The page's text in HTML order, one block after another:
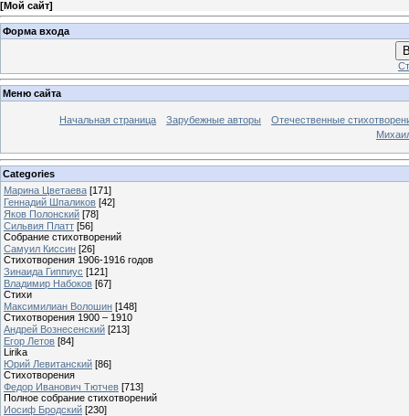
[Мой сайт]
Форма входа
Меню сайта
Начальная страница Зарубежные авторы
Отечественные
Categories
Марина Цветаева [171]
Геннадий Шпаликов [42]
Яков Полонский [78]
Сильвия Платт [56]
Собрание стихотворений
Самуил Киссин [26]
Стихотворения 1906-1916 годов
Зинаида Гиппиус [121]
Владимир Набоков [67]
Стихи
Максимилиан Волошин [148]
Стихотворения 1900 – 1910
Андрей Вознесенский [213]
Егор Летов [84]
Lirika
Юрий Левитанский [86]
Стихотворения
Федор Иванович Тютчев [713]
Полное собрание стихотворений
Иосиф Бродский [230]